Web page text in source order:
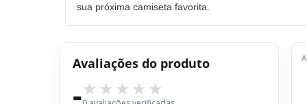
sua próxima camiseta favorita.
Avaliações do produto
-